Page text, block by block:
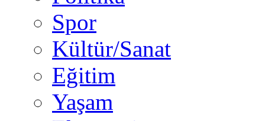
Spor
Kültür/Sanat
Eğitim
Yaşam